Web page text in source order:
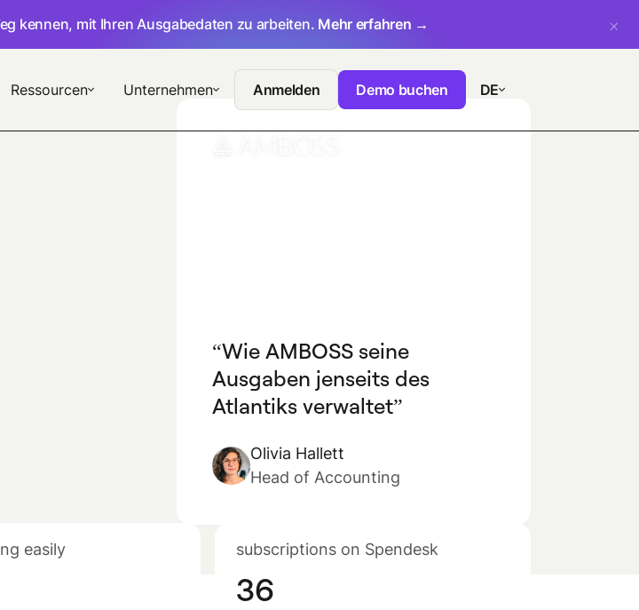
kennen, mit Ihren Ausgabedaten zu arbeiten. Mehr erfahren →
Ressourcen Unternehmen Anmelden Demo buchen DE
Wie AMBOSS seine
Ausgaben jenseits des
Atlantiks verwaltet
Olivia Hallett
Head of Accounting
easily subscriptions on Spendesk
36